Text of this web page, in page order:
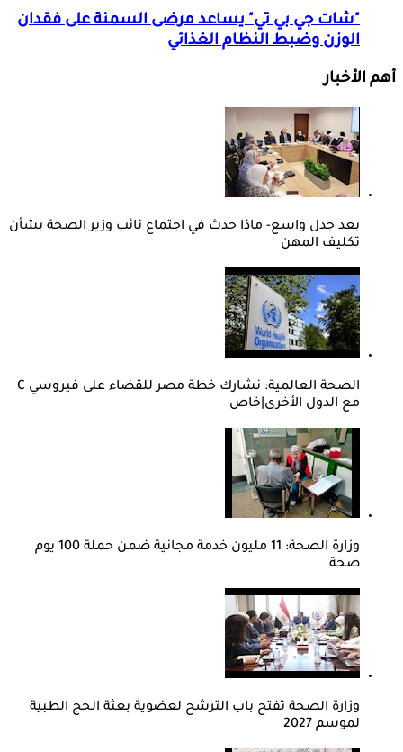
"شات جي بي تي" يساعد مرضى السمنة على فقدان
الوزن وضبط النظام الغذائي
أهم الأخبار
بعد جدل واسع- ماذا حدث في اجتماع نائب وزير الصحة بشأن
تكليف المهن
الصحة العالمية: نشارك خطة مصر للقضاء على فيروسي C
مع الدول الأخرى|خاص
وزارة الصحة: 11 مليون خدمة مجانية ضمن حملة 100 يوم
صحة
وزارة الصحة تفتح باب الترشح لعضوية بعثة الحج الطبية
لموسم 2027